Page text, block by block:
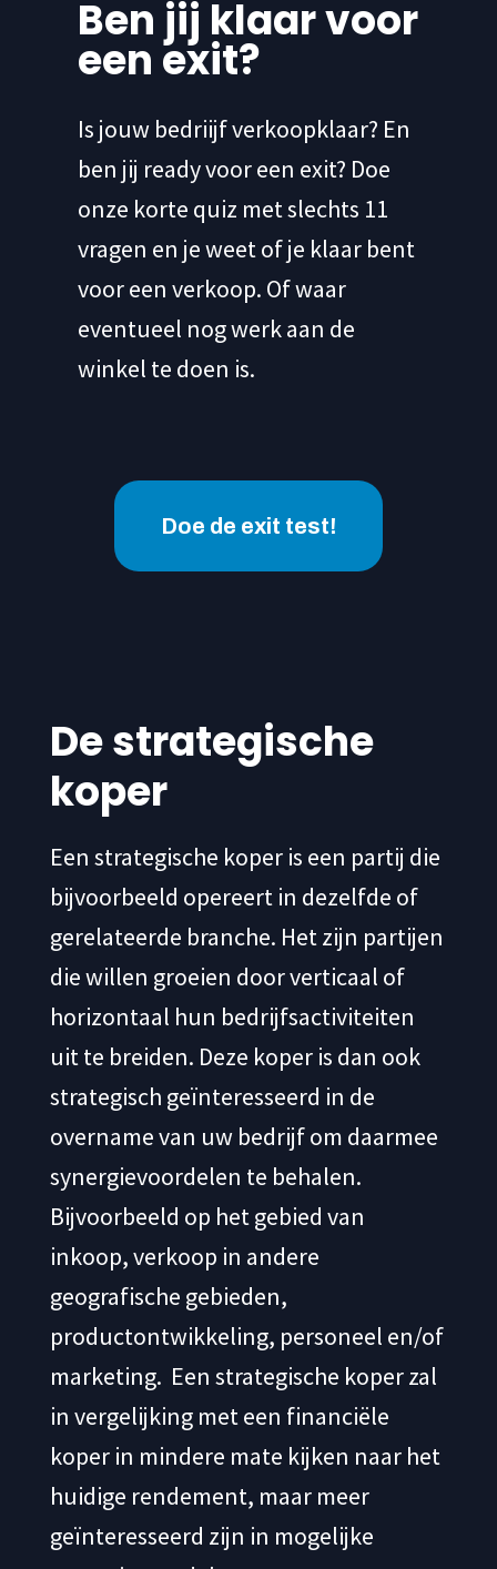
Ben jij klaar voor
een exit?
Is jouw bedriijf verkoopklaar? En
ben jij ready voor een exit? Doe
onze korte quiz met slechts 11
vragen en je weet of je klaar bent
voor een verkoop. Of waar
eventueel nog werk aan de
winkel te doen is.
Doe de exit test!
De strategische
koper
Een strategische koper is een partij die
bijvoorbeeld opereert in dezelfde of
gerelateerde branche. Het zijn partijen
die willen groeien door verticaal of
horizontaal hun bedrijfsactiviteiten
uit te breiden. Deze koper is dan ook
strategisch geïnteresseerd in de
overname van uw bedrijf om daarmee
synergievoordelen te behalen.
Bijvoorbeeld op het gebied van
inkoop, verkoop in andere
geografische gebieden,
productontwikkeling, personeel en/of
marketing. Een strategische koper zal
in vergelijking met een financiële
koper in mindere mate kijken naar het
huidige rendement, maar meer
geïnteresseerd zijn in mogelijke